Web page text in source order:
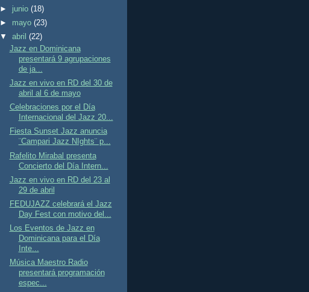
► junio(18)
► mayo(23)
▼abril(22)
Jazz en Dominicana
presentará 9 agrupaciones
de ja...
Jazz en vivo en RD del 30 de
abril al 6 de mayo
Celebraciones por el Día
Internacional del Jazz 20...
Fiesta Sunset Jazz anuncia
¨Campari Jazz NIghts¨ p...
Rafelito Mirabal presenta
Concierto del Día Intern...
Jazz en vivo en RD del 23 al
29 de abril
FEDUJAZZ celebrará el Jazz
Day Fest con motivo del...
Los Eventos de Jazz en
Dominicana para el Día
Inte...
Música Maestro Radio
presentará programación
espec...